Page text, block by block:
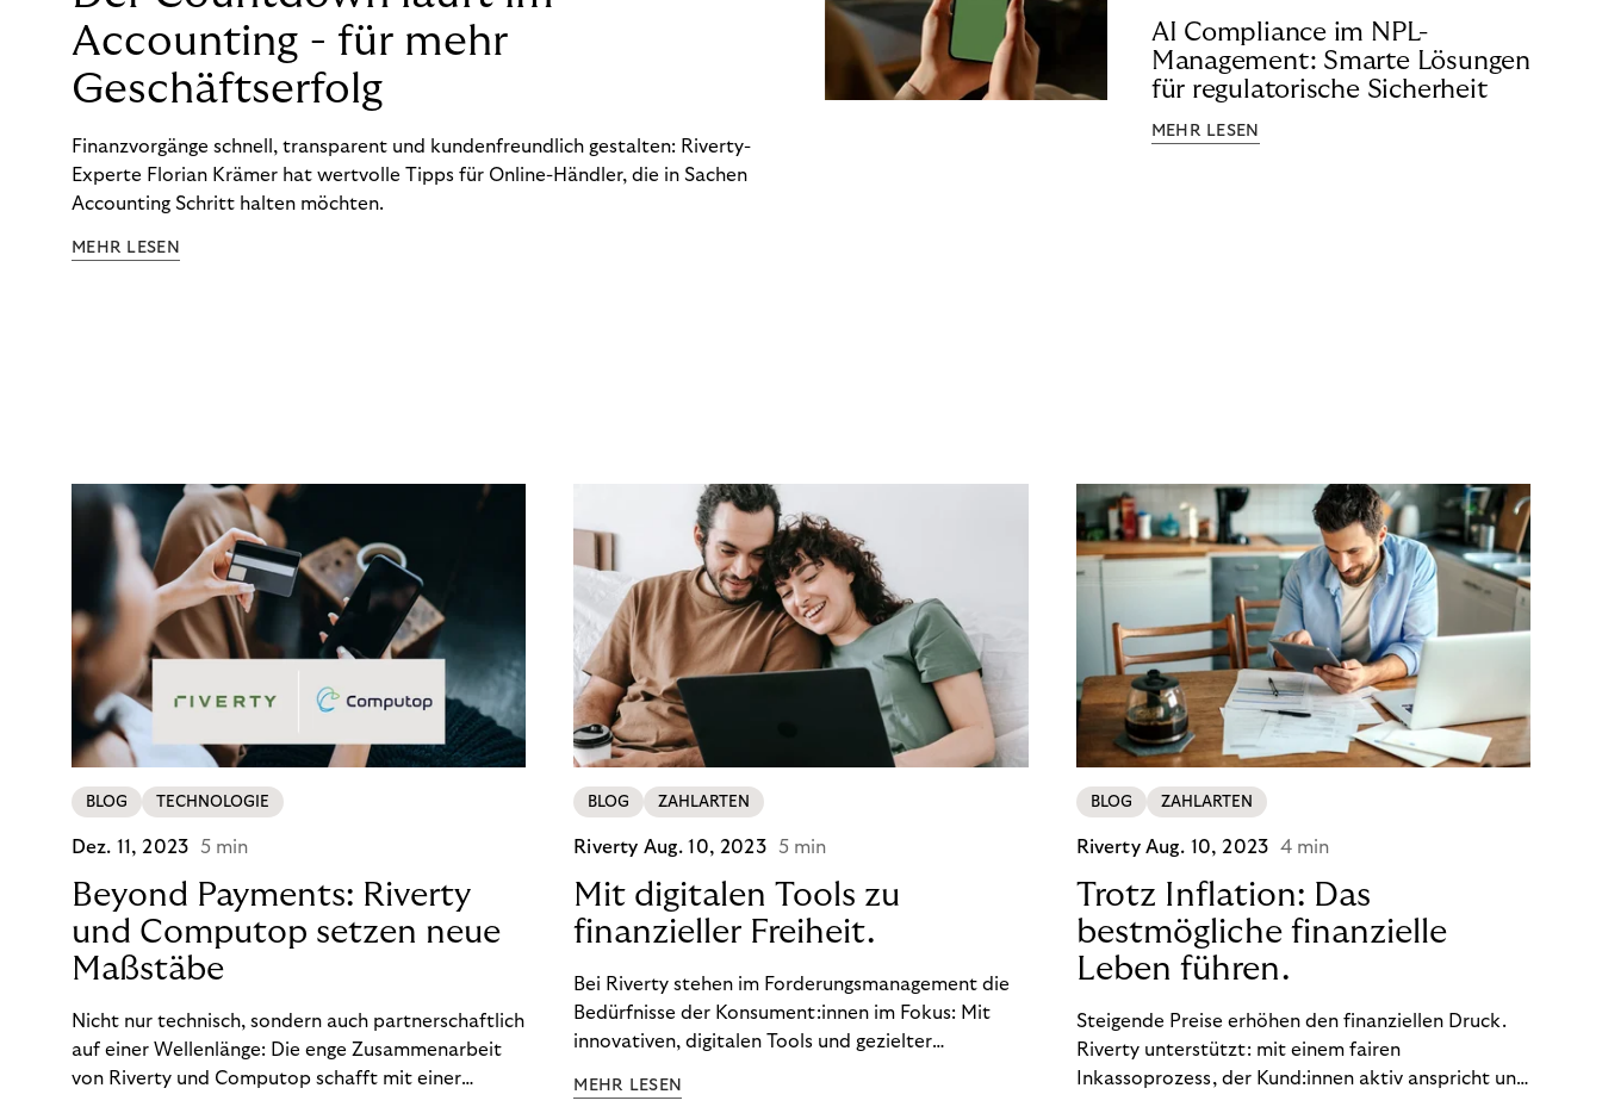
Accounting - für mehr
Geschäftserfolg
Finanzvorgänge schnell, transparent und kundenfreundlich gestalten: Riverty-
Experte Florian Krämer hat wertvolle Tipps für Online-Händler, die in Sachen
Accounting Schritt halten möchten.
MEHR LESEN
AI Compliance im NPL-
Management: Smarte Lösungen
für regulatorische Sicherheit
MEHR LESEN
BLOG TECHNOLOGIE
Dez. 11, 2023 5 min
Beyond Payments: Riverty
und Computop setzen neue
Maßstäbe
Nicht nur technisch, sondern auch partnerschaftlich
auf einer Wellenlänge: Die enge Zusammenarbeit
von Riverty und Computop schafft mit einer
BLOG ZAHLARTEN
Riverty Aug. 10, 2023 5 min
Mit digitalen Tools zu
finanzieller Freiheit.
Bei Riverty stehen im Forderungsmanagement die
Bedürfnisse der Konsument:innen im Fokus: Mit
innovativen, digitalen Tools und gezielter
ein Leben in finanzieller Freiheit zu führen. So
MEHR LESEN
BLOG ZAHLARTEN
Riverty Aug. 10, 2023 4 min
Trotz Inflation: Das
bestmögliche finanzielle
Leben führen.
Steigende Preise erhöhen den finanziellen Druck.
Riverty unterstützt: mit einem fairen
Inkassoprozess, der Kund:innen aktiv anspricht und